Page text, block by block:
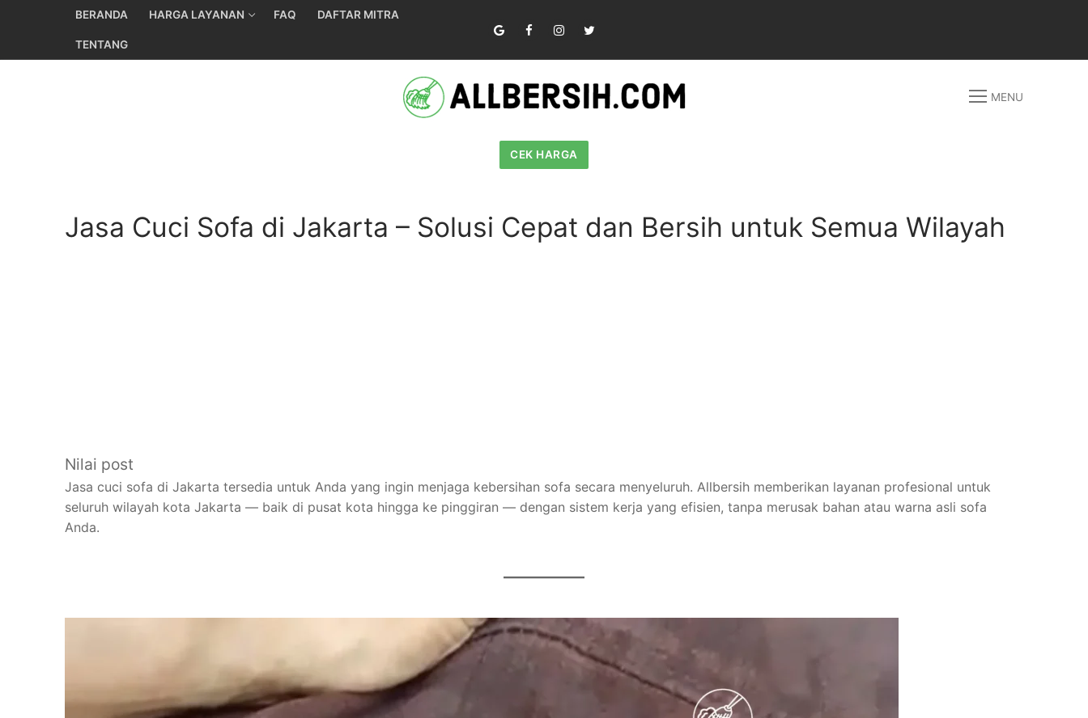
BERANDA HARGA LAYANAN FAQ DAFTAR MITRA
TENTANG
MENU
CEK HARGA
Jasa Cuci Sofa di Jakarta – Solusi Cepat dan Bersih untuk Semua Wilayah
Nilai post
Jasa cuci sofa di Jakarta tersedia untuk Anda yang ingin menjaga kebersihan sofa secara menyeluruh. Allbersih memberikan layanan profesional untuk
seluruh wilayah kota Jakarta — baik di pusat kota hingga ke pinggiran — dengan sistem kerja yang efisien, tanpa merusak bahan atau warna asli sofa
Anda.